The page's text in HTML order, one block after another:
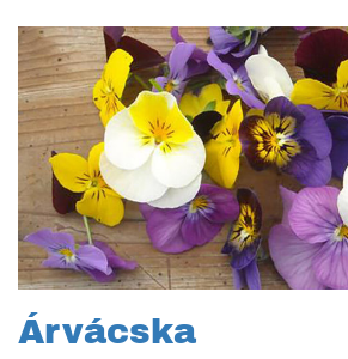
Árvácska